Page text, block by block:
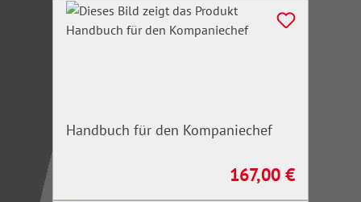
Handbuch für den Kompaniechef
Regulärer Preis:
167,00 €